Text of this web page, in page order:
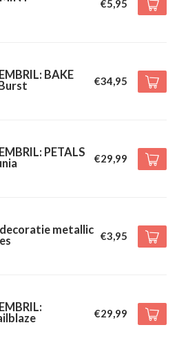
€5,95
BAKE
€34,95
PETALS
€29,99
metallic €3,95
€29,99